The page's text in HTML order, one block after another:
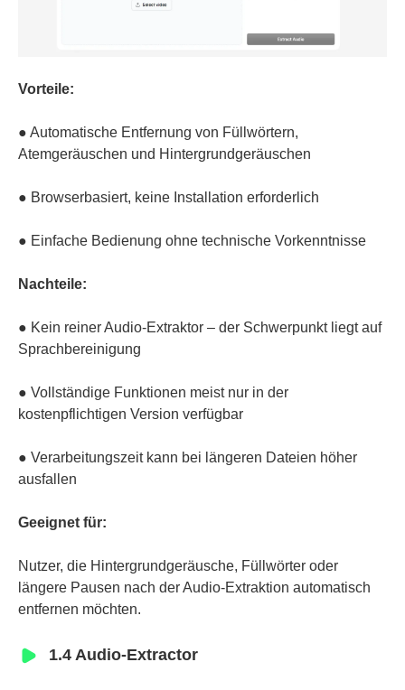
Vorteile:
● Automatische Entfernung von Füllwörtern,
Atemgeräuschen und Hintergrundgeräuschen
● Browserbasiert, keine Installation erforderlich
● Einfache Bedienung ohne technische Vorkenntnisse
Nachteile:
● Kein reiner Audio-Extraktor – der Schwerpunkt liegt auf
Sprachbereinigung
● Vollständige Funktionen meist nur in der
kostenpflichtigen Version verfügbar
● Verarbeitungszeit kann bei längeren Dateien höher
ausfallen
Geeignet für:
Nutzer, die Hintergrundgeräusche, Füllwörter oder
längere Pausen nach der Audio-Extraktion automatisch
entfernen möchten.
1.4 Audio-Extractor